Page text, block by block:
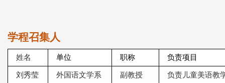
学程召集人
姓名 单位 职称 负责项目
刘秀莹 外国语文学系 副教授 负责儿童美语教